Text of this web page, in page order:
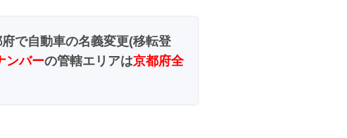
で自動車の名義変更(移転登
ンバーの管轄エリアは京都府全